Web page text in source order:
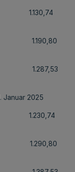
1.130,74
1.190,80
1.287,53
Januar 2025
1.230,74
1.290,80